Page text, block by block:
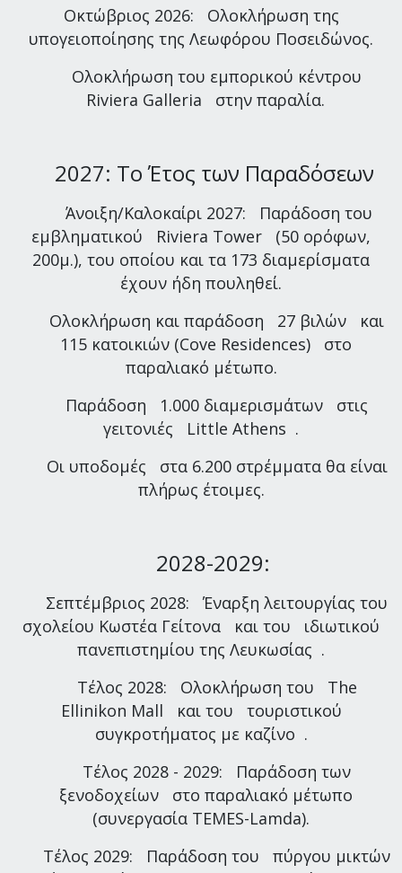
Οκτώβριος 2026: Ολοκλήρωση της
υπογειοποίησης της Λεωφόρου Ποσειδώνος.
Ολοκλήρωση του εμπορικού κέντρου
Riviera Galleria στην παραλία.
2027: Το Έτος των Παραδόσεων
Άνοιξη/Καλοκαίρι 2027: Παράδοση του
εμβληματικού Riviera Tower (50 ορόφων,
200μ.), του οποίου και τα 173 διαμερίσματα
έχουν ήδη πουληθεί.
Ολοκλήρωση και παράδοση 27 βιλών και
115 κατοικιών (Cove Residences) στο
παραλιακό μέτωπο.
Παράδοση 1.000 διαμερισμάτων στις
γειτονιές Little Athens .
Οι υποδομές στα 6.200 στρέμματα θα είναι
πλήρως έτοιμες.
2028-2029:
Σεπτέμβριος 2028: Έναρξη λειτουργίας του
σχολείου Κωστέα Γείτονα και του ιδιωτικού
πανεπιστημίου της Λευκωσίας .
Τέλος 2028: Ολοκλήρωση του The
Ellinikon Mall και του τουριστικού
συγκροτήματος με καζίνο .
Τέλος 2028 - 2029: Παράδοση των
ξενοδοχείων στο παραλιακό μέτωπο
(συνεργασία TEMES-Lamda).
Τέλος 2029: Παράδοση του πύργου μικτών